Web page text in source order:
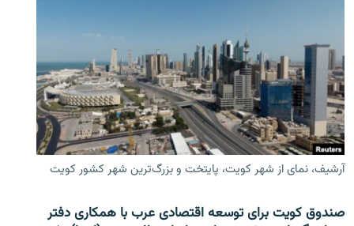
آرشیف، نمای از شهر کویت، پایتخت و بزرگ‌ترین شهر کشور کویت
صندوق کویت برای توسعه اقتصادی عرب با همکاری دفتر